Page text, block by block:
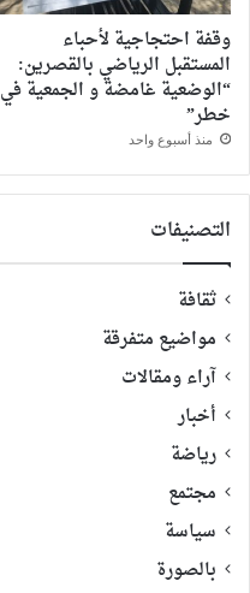
وقفة احتجاجية لأحباء
المستقبل الرياضي بالقصرين:
“الوضعية غامضة و الجمعية في
خطر”
منذ أسبوع واحد
التصنيفات
ثقافة
مواضيع متفرقة
آراء ومقالات
أخبار
رياضة
مجتمع
سياسة
بالصورة